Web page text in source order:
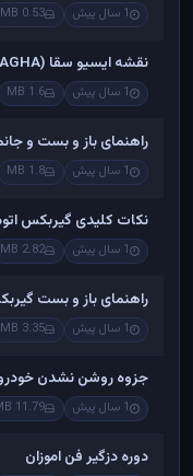
1 سال پیش 0.53 MB
نقشه ایسیو سقا (SAGHA) دنا EF7
1 سال پیش 1.6 MB
راهنمای باز و بست و
1 سال پیش 1.8 MB
نکات کلیدی گیربکس
1 سال پیش 2.82 MB
راهنمای باز و بست
1 سال پیش 3.35 MB
جزوه روشن نشدن
1 سال پیش 11.79 MB
دوره دزگیر فن اموزان